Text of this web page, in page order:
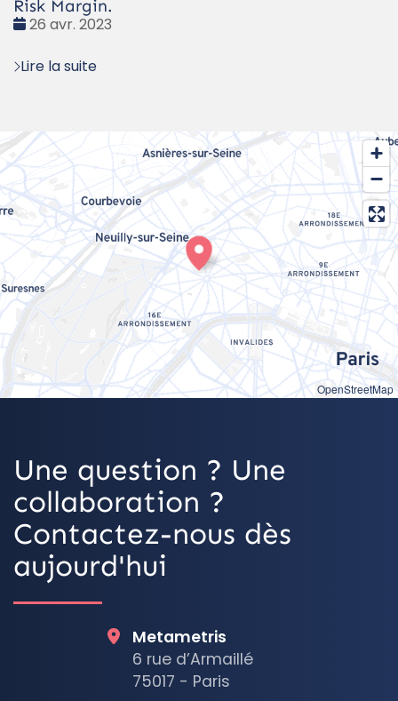
Risk Margin.
Date
26 avr. 2023
Lire la suite
OpenStreetMap
Une question ? Une
collaboration ?
Contactez-nous dès
aujourd'hui
Metametris
6 rue d’Armaillé
75017 - Paris